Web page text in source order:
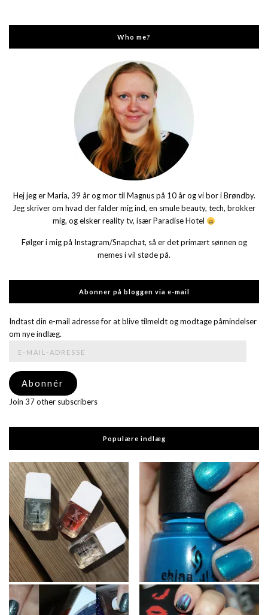
Who me?
Hej jeg er Maria, 39 år og mor til Magnus på 10 år og vi bor i Brøndby.
Jeg skriver om hvad der falder mig ind, en smule beauty, tech, brokker
mig, og elsker reality tv, især Paradise Hotel
Følger i mig på Instagram/Snapchat, så er det primært sønnen og
memes i vil støde på.
Abonner på bloggen via e-mail
Indtast din e-mail adresse for at blive tilmeldt og modtage påmindelser
om nye indlæg.
adresse
Abonnér
Join 37 other subscribers
Populære indlæg